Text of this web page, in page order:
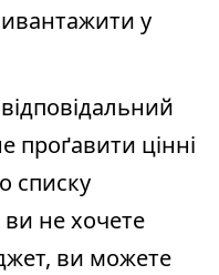
у
проґавити цінні
списку
не хочете
ви можете